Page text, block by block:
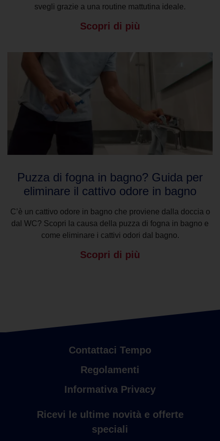
svegli grazie a una routine mattutina ideale.
Scopri di più
Puzza di fogna in bagno? Guida per
eliminare il cattivo odore in bagno
C’è un cattivo odore in bagno che proviene dalla doccia o
dal WC? Scopri la causa della puzza di fogna in bagno e
come eliminare i cattivi odori dal bagno.
Scopri di più
Contattaci Tempo
Regolamenti
Informativa Privacy
Ricevi le ultime novità e offerte
speciali